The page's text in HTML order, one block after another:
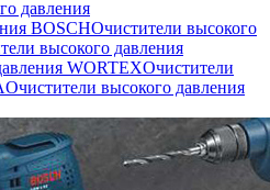
давления
BOSCHОчистители высокого
высокого давления
WORTEXОчистители
Очистители высокого давления